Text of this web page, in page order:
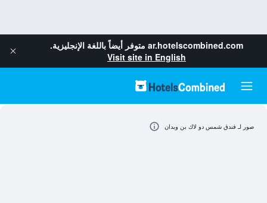
ar.hotelscombined.com متوفر أيضاً باللغة الإنجليزية.
Visit site in English
صور لـ فندق شمس دو لاك بن ويدان